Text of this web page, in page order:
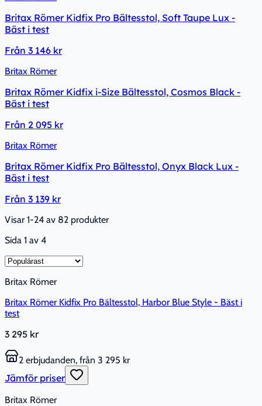
Britax Römer Kidfix Pro Bältesstol, Soft Taupe Lux -
Bäst i test
Från 3 146 kr
Britax Römer
Britax Römer Kidfix i-Size Bältesstol, Cosmos Black -
Bäst i test
Från 2 095 kr
Britax Römer
Britax Römer Kidfix Pro Bältesstol, Onyx Black Lux -
Bäst i test
Från 3 139 kr
Visar 1-24 av 82 produkter
Sida 1 av 4
Britax Römer
Britax Römer Kidfix Pro Bältesstol, Harbor Blue Style - Bäst i
test
3 295 kr
2 erbjudanden, från 3 295 kr
Jämför priser
Britax Römer